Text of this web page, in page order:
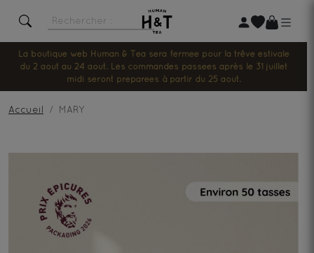
La boutique web Human & Tea sera fermée pour la trêve estivale
du 2 août au 24 août. Les commandes passées après le 31 juillet
midi seront préparées à partir du 25 août.
Accueil MARY